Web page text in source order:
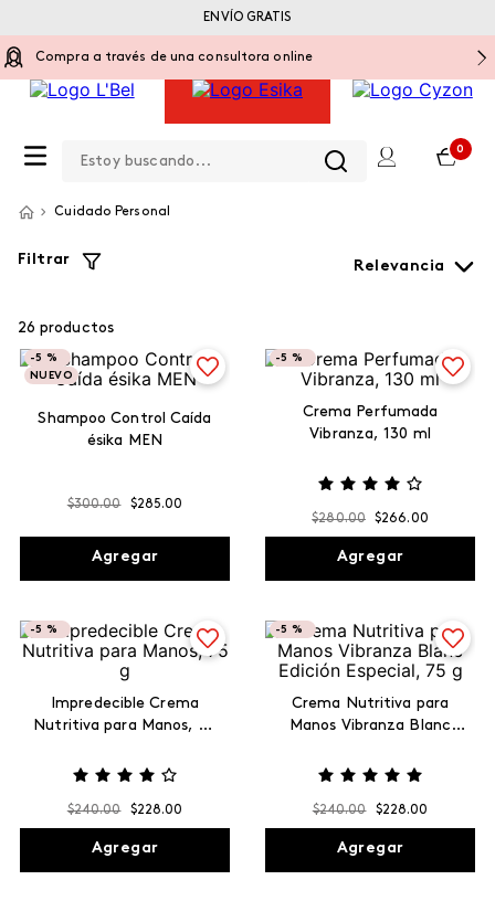
Compra a través de una consultora online
0
ENVÍO GRATIS
Cuidado Personal
Filtrar Relevancia
26 productos
Shampoo Control Caída
ésika MEN
-5 %
NUEVO
$300.00 $285.00
Agregar
Crema Perfumada
Vibranza, 130 ml
-5 %
$280.00 $266.00
Agregar
Impredecible Crema
Nutritiva para Manos, 75
-5 %
$240.00 $228.00
Agregar
Crema Nutritiva para
Manos Vibranza Blanc
-5 %
$240.00 $228.00
Agregar